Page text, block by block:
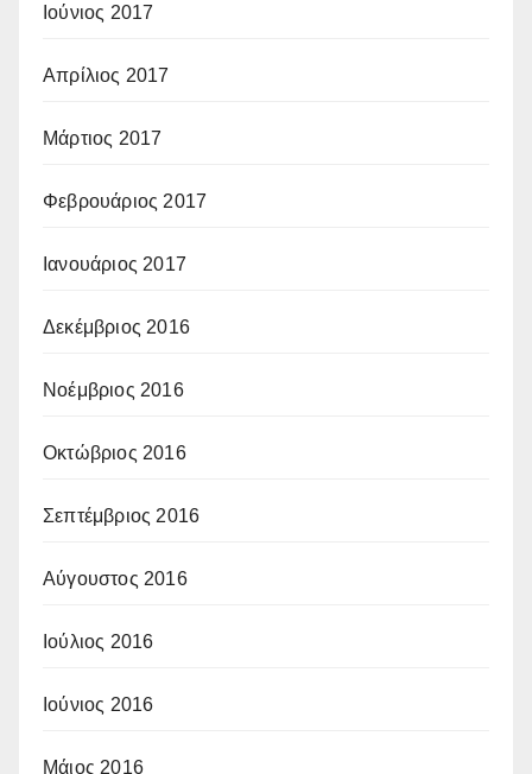
Ιούνιος 2017
Απρίλιος 2017
Μάρτιος 2017
Φεβρουάριος 2017
Ιανουάριος 2017
Δεκέμβριος 2016
Νοέμβριος 2016
Οκτώβριος 2016
Σεπτέμβριος 2016
Αύγουστος 2016
Ιούλιος 2016
Ιούνιος 2016
Μάιος 2016